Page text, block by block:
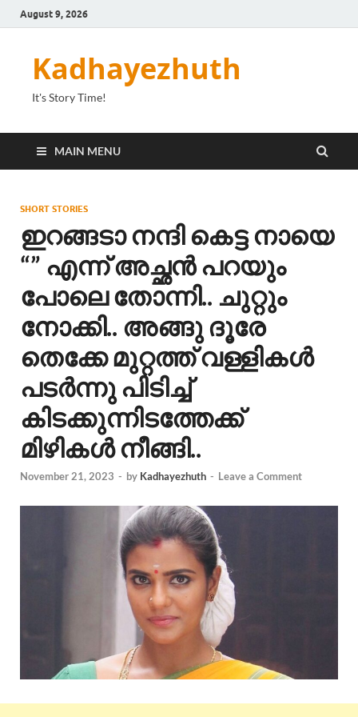
August 9, 2026
Kadhayezhuth
It's Story Time!
MAIN MENU
SHORT STORIES
ഇറങ്ങടാ നന്ദി കെട്ട നായെ
“” എന്ന് അച്ഛൻ പറയും
പോലെ തോന്നി.. ചുറ്റും
നോക്കി.. അങ്ങു ദൂരേ
തെക്കേ മുറ്റത്ത് വള്ളികൾ
പടർന്നു പിടിച്ച്
കിടക്കുന്നിടത്തേക്ക്
മിഴികൾ നീങ്ങി..
November 21, 2023 - by Kadhayezhuth - Leave a Comment